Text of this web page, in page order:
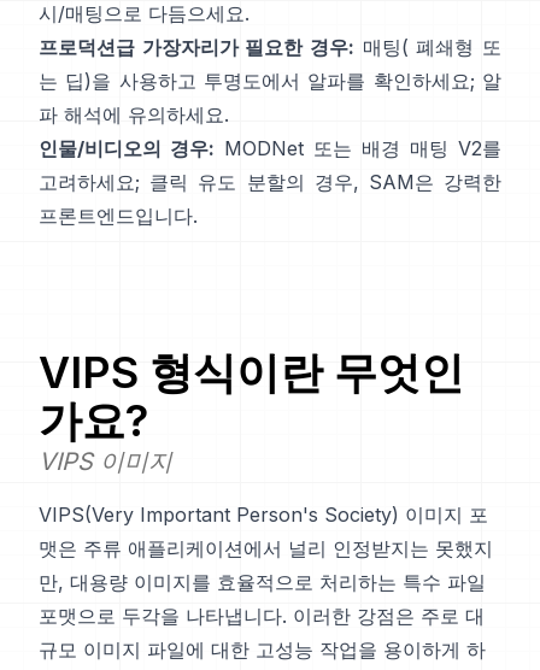
시/매팅으로 다듬으세요.
프로덕션급 가장자리가 필요한 경우: 매팅(폐쇄형 또
는 딥)을 사용하고 투명도에서 알파를 확인하세요; 알
파 해석에 유의하세요.
인물/비디오의 경우: MODNet 또는 배경 매팅 V2를
고려하세요; 클릭 유도 분할의 경우, SAM은 강력한
프론트엔드입니다.
VIPS 형식이란 무엇인
가요?
VIPS 이미지
VIPS(Very Important Person's Society) 이미지 포
맷은 주류 애플리케이션에서 널리 인정받지는 못했지
만, 대용량 이미지를 효율적으로 처리하는 특수 파일
포맷으로 두각을 나타냅니다. 이러한 강점은 주로 대
규모 이미지 파일에 대한 고성능 작업을 용이하게 하